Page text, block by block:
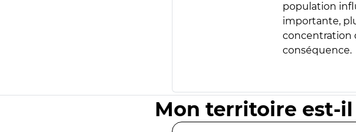
population
importante,
concentration
conséquence.
Mon territoire est-